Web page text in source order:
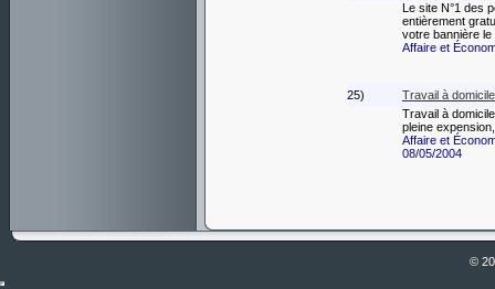
Le site N°1 des
entièrement
votre bannière
Affaire et
25)
Travail à domicile
Travail à
pleine
Affaire et
08/05/2004
©